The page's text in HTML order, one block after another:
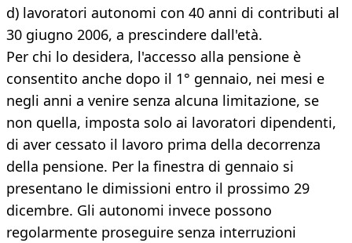
d) lavoratori autonomi con 40 anni di contributi al
30 giugno 2006, a prescindere dall'età.
Per chi lo desidera, l'accesso alla pensione è
consentito anche dopo il 1° gennaio, nei mesi e
negli anni a venire senza alcuna limitazione, se
non quella, imposta solo ai lavoratori dipendenti,
di aver cessato il lavoro prima della decorrenza
della pensione. Per la finestra di gennaio si
presentano le dimissioni entro il prossimo 29
dicembre. Gli autonomi invece possono
regolarmente proseguire senza interruzioni